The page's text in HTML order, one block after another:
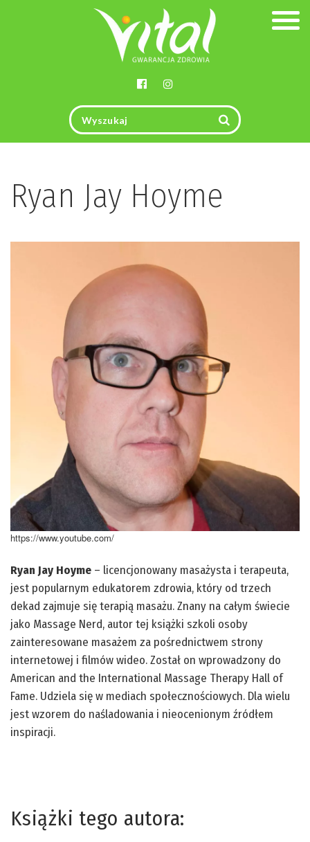
Ryan Jay Hoyme
https://www.youtube.com/
Ryan Jay Hoyme – licencjonowany masażysta i terapeuta,
jest popularnym edukatorem zdrowia, który od trzech
dekad zajmuje się terapią masażu. Znany na całym świecie
jako Massage Nerd, autor tej książki szkoli osoby
zainteresowane masażem za pośrednictwem strony
internetowej i filmów wideo. Został on wprowadzony do
American and the International Massage Therapy Hall of
Fame. Udziela się w mediach społecznościowych. Dla wielu
jest wzorem do naśladowania i nieocenionym źródłem
inspiracji.
Książki tego autora: